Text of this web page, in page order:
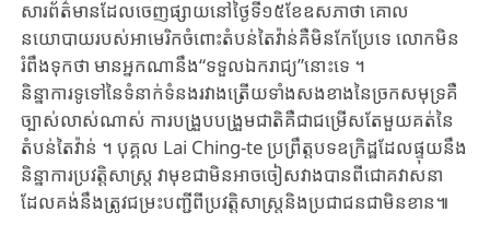
សារព័ត៌មានដែល​ចេញផ្សាយ​នៅ​ថ្ងៃទី១៥​ខែឧសភាថា ​គោល
នយោបាយ​របស់​អា​មេ​រិក​ចំពោះតំបន់តៃវ៉ាន់​គឺមិនកែប្រែ​ទេ លោកមិន​
រំពឹងទុកថា ​មានអ្នកណានឹង​“ទទួល​ឯក​រាជ្យ​”នោះទេ ។
និន្នាការទូទៅ​នៃ​ទំនាក់ទំនង​រវាងត្រើយទាំង​សងខាងនៃ​ច្រក​សមុទ្រ​គឺ​
ច្បាស់លាស់​ណា​ស់​ ការបង្រួបបង្រួមជាតិ​គឺជាជម្រើស​តែមួយគត់នៃ​
តំបន់តៃវ៉ាន់ ។ ​បុគ្គល ​Lai ​Ching-te ​ប្រ​ព្រឹត្ត​បទឧក្រិដ្ឋ​ដែលផ្ទុយនឹង​
និន្នាការ​ប្រវត្តិសាស្ត្រ ​វា​មុខជា​មិនអាច​ចៀសវាង​បាន​ពី​ជោគ​វាសនា​
ដែល​គង់នឹងត្រូវ​ជម្រះបញ្ជីពី​ប្រវត្តិសាស្រ្ត​និង​ប្រជាជន​ជាមិនខាន៕